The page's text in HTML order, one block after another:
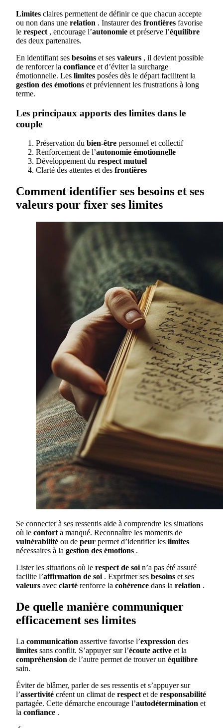
Limites claires permettent de définir ce que chacun accepte
ou non dans une relation . Instaurer des frontières favorise
le respect , encourage l’autonomie et préserve l’équilibre
des deux partenaires.
En identifiant ses besoins et ses valeurs , il devient possible
de renforcer la confiance et d’éviter la surcharge
émotionnelle. Les limites posées dès le départ facilitent la
gestion des émotions et préviennent les frustrations à long
terme.
Les principaux apports des limites dans le
couple
Préservation du bien-être personnel et collectif
Renforcement de l’autonomie émotionnelle
Développement du respect mutuel
Clarté des attentes et des frontières
Comment identifier ses besoins et ses
valeurs pour fixer ses limites
Se connecter à ses ressentis aide à comprendre les situations
où le confort a manqué. Reconnaître les moments de
vulnérabilité ou de peur permet d’identifier les limites
nécessaires à la gestion des émotions .
Lister les situations où le respect de soi n’a pas été assuré
facilite l’affirmation de soi . Exprimer ses besoins et ses
valeurs avec clarté renforce la cohérence dans la relation .
De quelle manière communiquer
efficacement ses limites
La communication assertive favorise l’expression des
limites sans conflit. S’appuyer sur l’écoute active et la
compréhension de l’autre permet de trouver un équilibre
sain.
Éviter de blâmer, parler de ses ressentis et s’appuyer sur
l’assertivité créent un climat de respect et de responsabilité
partagée. Cette démarche encourage l’autodétermination et
la confiance .